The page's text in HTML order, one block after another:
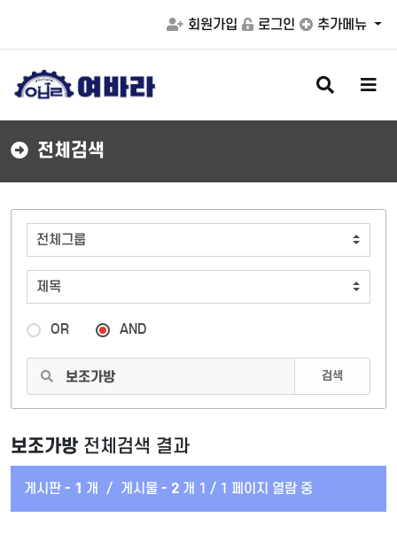
회원가입 로그인 추가메뉴
검
색
버
메
버
전체검색
OR AND
검색
보조가방 전체검색 결과
게시판 - 1 개 / 게시물 - 2 개 1 / 1 페이지 열람 중